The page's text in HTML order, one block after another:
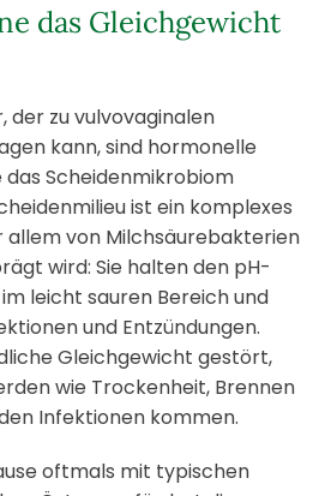
das Gleichgewicht
der zu vulvovaginalen
kann, sind hormonelle
Scheidenmikrobiom
ist ein komplexes
allem von Milchsäurebakterien
wird: Sie halten den pH-
leicht sauren Bereich und
und Entzündungen.
Gleichgewicht gestört,
wie Trockenheit, Brennen
Infektionen kommen.
oftmals mit typischen